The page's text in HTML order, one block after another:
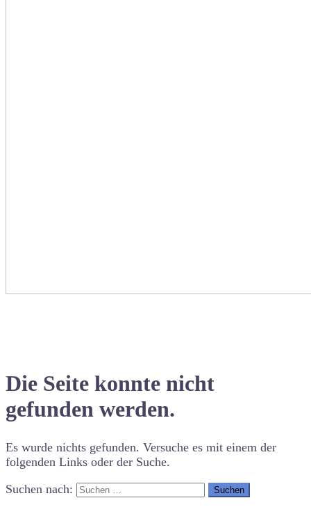
Die Seite konnte nicht
gefunden werden.
Es wurde nichts gefunden. Versuche es mit einem der
folgenden Links oder der Suche.
Suchen nach: